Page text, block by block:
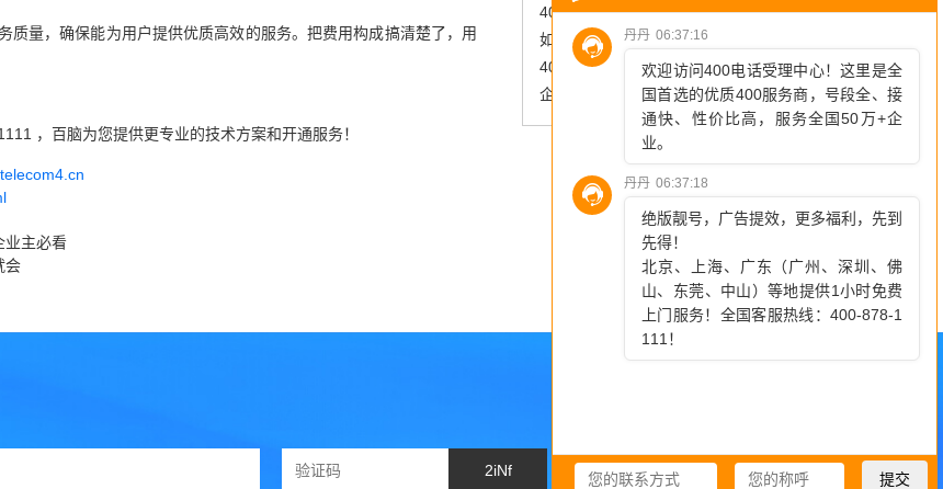
质量，确保能为用户提供优质高效的服务。把费用构成搞清楚了，用
，百脑为您提供更专业的技术方案和开通服务！
业主必看
会
400电话收费机制透明吗？
如何明确400电话呼叫中心定位
400电话全新体验：免费开户，轻松选号，无月租困扰
企业如何高效申请北京400电话？详解流程与选择服务商技巧